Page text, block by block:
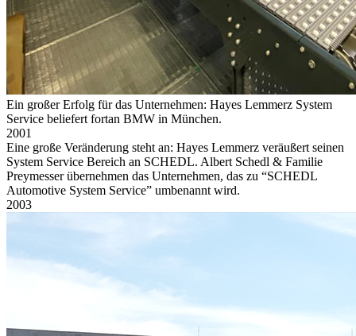
Ein großer Erfolg für das Unternehmen: Hayes Lemmerz System
Service beliefert fortan BMW in München.
2001
Eine große Veränderung steht an: Hayes Lemmerz veräußert seinen
System Service Bereich an SCHEDL. Albert Schedl & Familie
Preymesser übernehmen das Unternehmen, das zu “SCHEDL
Automotive System Service” umbenannt wird.
2003